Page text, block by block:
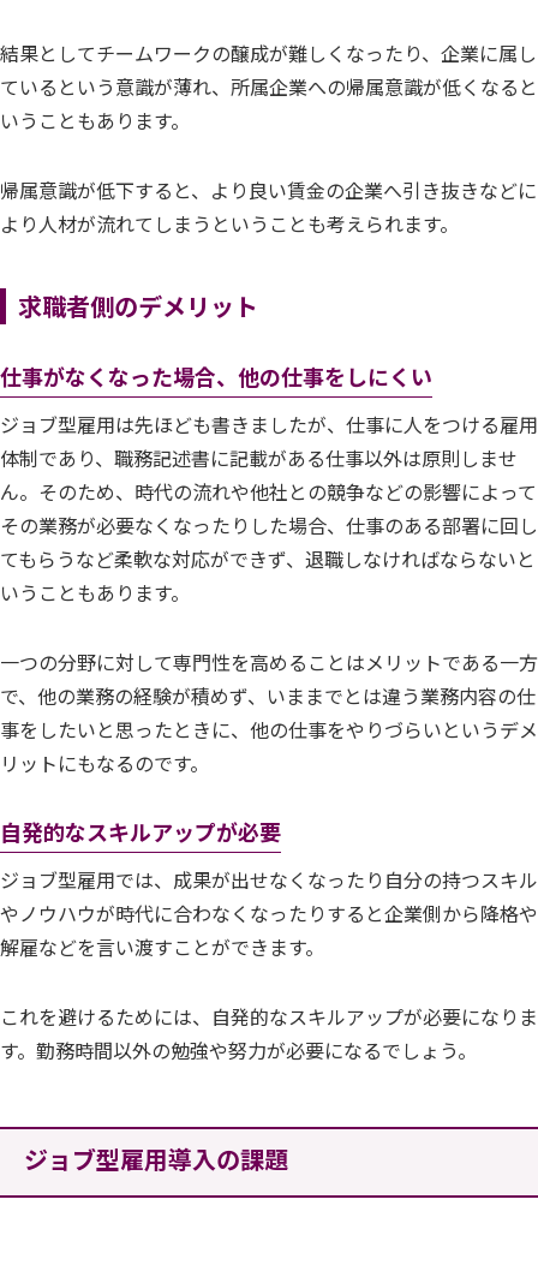
結果としてチームワークの醸成が難しくなったり、企業に属し
ているという意識が薄れ、所属企業への帰属意識が低くなると
いうこともあります。
帰属意識が低下すると、より良い賃金の企業へ引き抜きなどに
より人材が流れてしまうということも考えられます。
求職者側のデメリット
仕事がなくなった場合、他の仕事をしにくい
ジョブ型雇用は先ほども書きましたが、仕事に人をつける雇用
体制であり、職務記述書に記載がある仕事以外は原則しませ
ん。そのため、時代の流れや他社との競争などの影響によって
その業務が必要なくなったりした場合、仕事のある部署に回し
てもらうなど柔軟な対応ができず、退職しなければならないと
いうこともあります。
一つの分野に対して専門性を高めることはメリットである一方
で、他の業務の経験が積めず、いままでとは違う業務内容の仕
事をしたいと思ったときに、他の仕事をやりづらいというデメ
リットにもなるのです。
自発的なスキルアップが必要
ジョブ型雇用では、成果が出せなくなったり自分の持つスキル
やノウハウが時代に合わなくなったりすると企業側から降格や
解雇などを言い渡すことができます。
これを避けるためには、自発的なスキルアップが必要になりま
す。勤務時間以外の勉強や努力が必要になるでしょう。
ジョブ型雇用導入の課題